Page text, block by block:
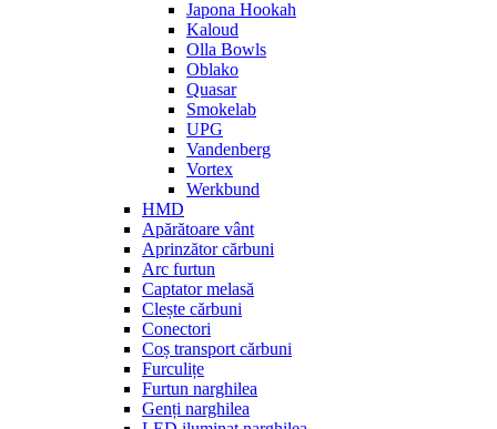
Japona Hookah
Kaloud
Olla Bowls
Oblako
Quasar
Smokelab
UPG
Vandenberg
Vortex
Werkbund
HMD
Apărătoare vânt
Aprinzător cărbuni
Arc furtun
Captator melasă
Clește cărbuni
Conectori
Coș transport cărbuni
Furculițe
Furtun narghilea
Genți narghilea